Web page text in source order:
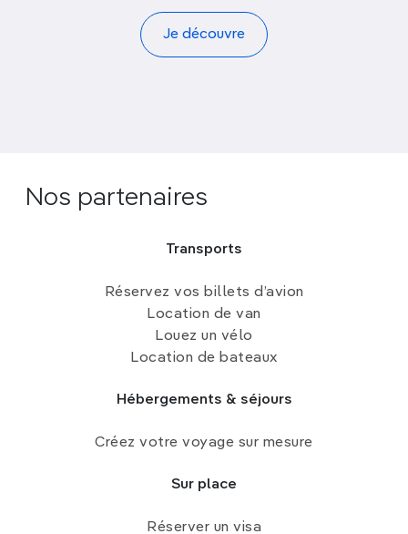
Je découvre
Nos partenaires
Transports
Réservez vos billets d’avion
Location de van
Louez un vélo
Location de bateaux
Hébergements & séjours
Créez votre voyage sur mesure
Sur place
Réserver un visa